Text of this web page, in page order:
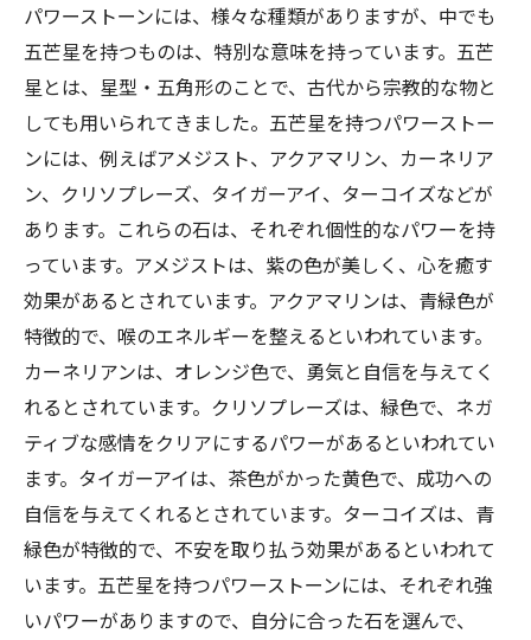
パワーストーンには、様々な種類がありますが、中でも
五芒星を持つものは、特別な意味を持っています。五芒
星とは、星型・五角形のことで、古代から宗教的な物と
しても用いられてきました。五芒星を持つパワーストー
ンには、例えばアメジスト、アクアマリン、カーネリア
ン、クリソプレーズ、タイガーアイ、ターコイズなどが
あります。これらの石は、それぞれ個性的なパワーを持
っています。アメジストは、紫の色が美しく、心を癒す
効果があるとされています。アクアマリンは、青緑色が
特徴的で、喉のエネルギーを整えるといわれています。
カーネリアンは、オレンジ色で、勇気と自信を与えてく
れるとされています。クリソプレーズは、緑色で、ネガ
ティブな感情をクリアにするパワーがあるといわれてい
ます。タイガーアイは、茶色がかった黄色で、成功への
自信を与えてくれるとされています。ターコイズは、青
緑色が特徴的で、不安を取り払う効果があるといわれて
います。五芒星を持つパワーストーンには、それぞれ強
いパワーがありますので、自分に合った石を選んで、